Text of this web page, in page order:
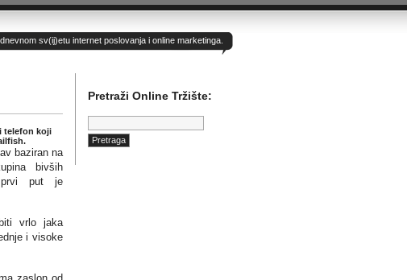
sv(ij)etu internet poslovanja i online marketinga.
telefon koji
baziran na
bivših
prvi put je
vrlo jaka
i visoke
Pretraži Online Tržište:
Pretraga: